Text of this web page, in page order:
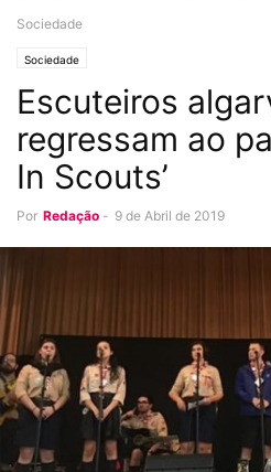
Sociedade
Sociedade
Escuteiros
regressam ao
In Scouts’
Por Redação - 9 de Abril de 2019